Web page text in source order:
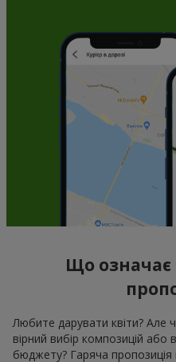
Що означає
Любите дарувати квіти?
вірний вибір композицій або
бюджету? Гаряча